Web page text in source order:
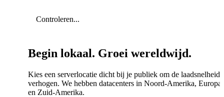
Controleren...
Begin lokaal. Groei wereldwijd.
Kies een serverlocatie dicht bij je publiek om de laadsnelheid
verhogen. We hebben datacenters in Noord-Amerika,
en Zuid-Amerika.